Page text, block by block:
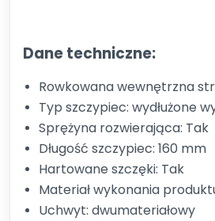
Dane techniczne:
Rowkowana wewnętrzna
Typ szczypiec: wydłużone
Sprężyna rozwierająca: Tak
Długość szczypiec: 160 mm
Hartowane szczęki: Tak
Materiał wykonania
Uchwyt: dwumateriałowy